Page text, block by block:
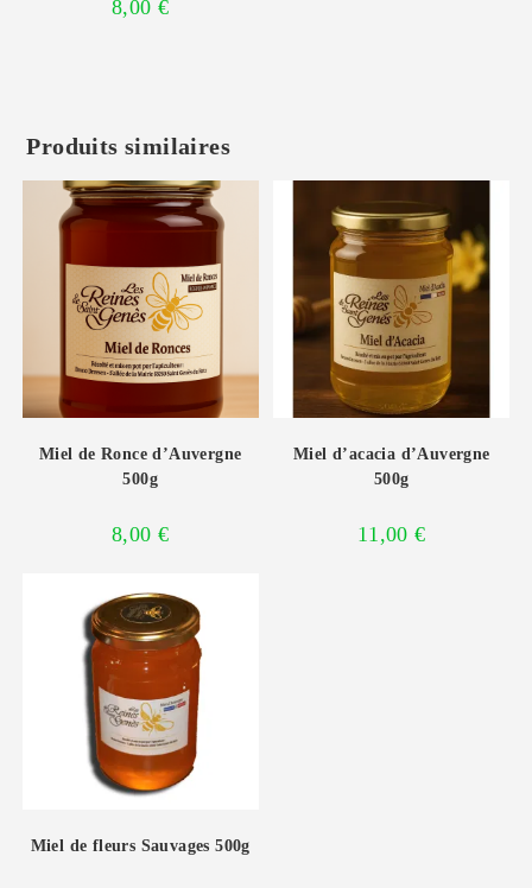
8,00 €
Produits similaires
Miel de Ronce d’Auvergne
500g
8,00 €
Miel d’acacia d’Auvergne
500g
11,00€
Miel de fleurs Sauvages 500g